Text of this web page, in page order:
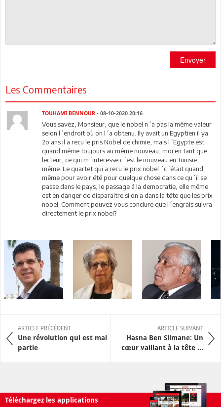
Envoyer
Les Commentaires
TOUHAMI BENNOUR - 08-10-2020 20:16
Vous savez, Monsieur, que le nobel n´a pas la même valeur
selon l´endroit où on l´a obtenu. Ily avait un Egyptien il ya
2o ans il a recu le pris Nobel de chimie, mais l´Egypte est
quand même toujours au même nouveau, moi en tant que
lecteur, ce qui m´interesse c´est le nouveau en Tunisie
même. Le quartet qui a recu le prix nobel ´c´était quand
même pour avoir été pour quelque chose dans ce qu´il se
passe dans le pays, le passage á la democratie, elle même
est en danger de disparaitre si on a dans la tête que les prix
nobel. Comment pouvez vous conclure que l´engrais suivra
directement le prix nobel?
ARTICLE PRÉCÉDENT
Une révolution qui est mal
partie
ARTICLE SUIVANT
Hasna Ben Slimane: Un
cœur vaillant à la tête ...
Téléchargez les applications